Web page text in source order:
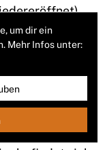
serviert.
dem
Der
von Mendrisio,
um dir ein
Mehr Infos unter: